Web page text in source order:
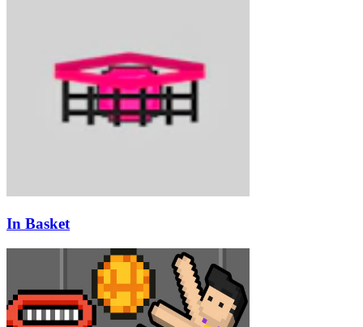
In Basket